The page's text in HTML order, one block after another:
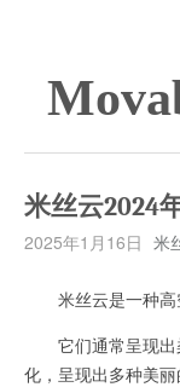
米丝云2024
2025年1月16日 米
米丝云是一种高
它们通常呈现出
化，呈现出多种美丽